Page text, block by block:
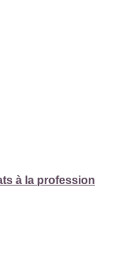
à la profession